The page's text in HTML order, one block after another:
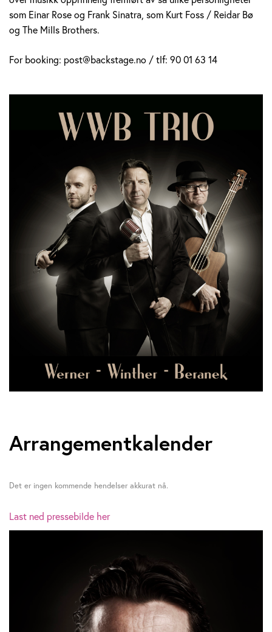
som Einar Rose og Frank Sinatra, som Kurt Foss / Reidar Bø
og The Mills Brothers.
For booking: post@backstage.no / tlf: 90 01 63 14
Arrangementkalender
Det er ingen kommende hendelser akkurat nå.
Last ned pressebilde her